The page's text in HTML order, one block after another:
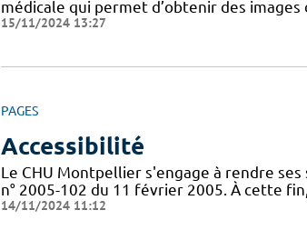
médicale qui permet d’obtenir des
15/11/2024 13:27
PAGES
Accessibilité
Le CHU Montpellier s'engage à rendre
n° 2005-102 du 11 février 2005. À cette
14/11/2024 11:12